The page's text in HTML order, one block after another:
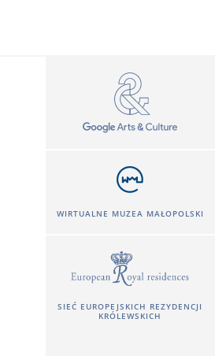
WIRTUALNE MUZEA MAŁOPOLSKI
SIEĆ EUROPEJSKICH REZYDENCJI
KRÓLEWSKICH